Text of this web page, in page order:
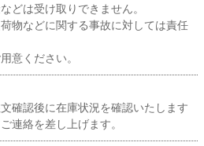
どは受け取りできません。
物などに関する事故に対しては責任
意ください。
確認後に在庫状況を確認いたします
連絡を差し上げます。